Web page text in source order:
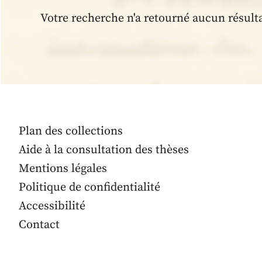
Votre recherche n'a retourné aucun
Plan des collections
Aide à la consultation des thèses
Mentions légales
Politique de confidentialité
Accessibilité
Contact